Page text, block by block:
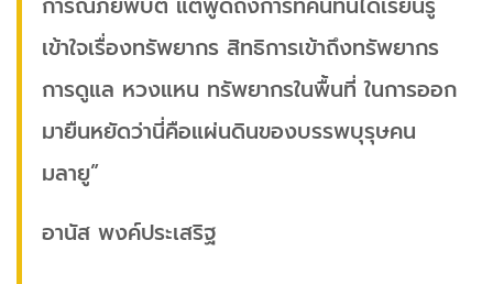
เข้าใจเรื่องทรัพยากร สิทธิการเข้าถึงทรัพยากร
การดูแล หวงแหน ทรัพยากรในพื้นที่ ในการออก
มายืนหยัดว่านี่คือแผ่นดินของบรรพบุรุษคน
มลายู”
อานัส พงค์ประเสริฐ